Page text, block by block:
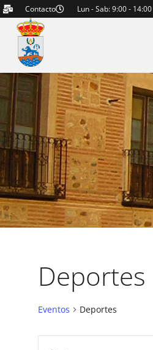
Contacto
Lun - Sab: 9:00 -
Deportes
Eventos Deportes